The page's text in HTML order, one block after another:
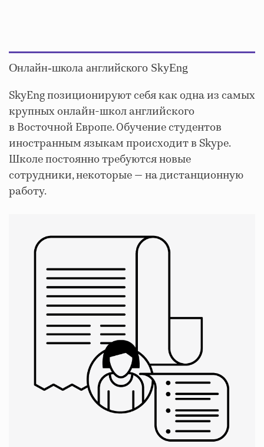
Онлайн-школа английского SkyEng
SkyEng позиционируют себя как одна из самых
крупных онлайн-школ английского
в Восточной Европе. Обучение студентов
иностранным языкам происходит в Skype.
Школе постоянно требуются новые
сотрудники, некоторые — на дистанционную
работу.